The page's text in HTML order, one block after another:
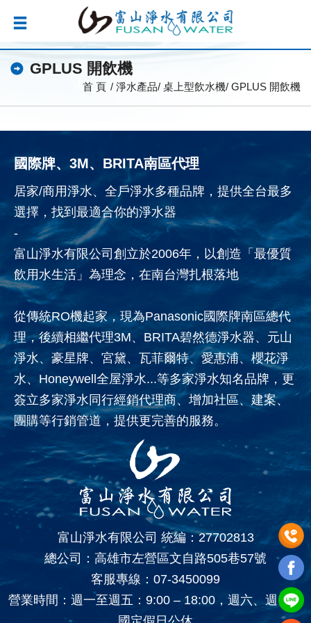
GPLUS 開飲機
首 頁 淨水產品 桌上型飲水機 GPLUS 開飲機
國際牌、3M、BRITA南區代理
居家/商用淨水、全戶淨水多種品牌，提供全台最多
選擇，找到最適合你的淨水器
-
富山淨水有限公司創立於2006年，以創造「最優質
飲用水生活」為理念，在南台灣扎根落地
從傳統RO機起家，現為Panasonic國際牌南區總代
理，後續相繼代理3M、BRITA碧然德淨水器、元山
淨水、豪星牌、宮黛、瓦菲爾特、愛惠浦、櫻花淨
水、Honeywell全屋淨水...等多家淨水知名品牌，更
簽立多家淨水同行經銷代理商、增加社區、建案、
團購等行銷管道，提供更完善的服務。
富山淨水有限公司 統編：27702813
總公司：高雄市左營區文自路505巷57號
客服專線： 07-3450099
營業時間：週一至週五：9:00 – 18:00，週六、週日、